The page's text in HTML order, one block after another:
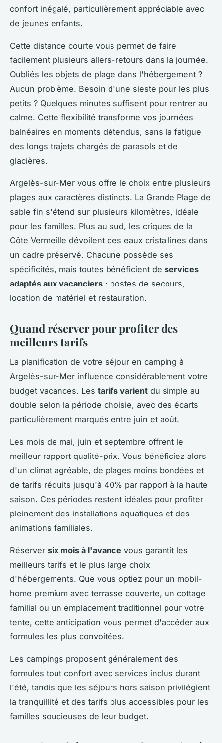
confort inégalé, particulièrement appréciable avec
de jeunes enfants.
Cette distance courte vous permet de faire
facilement plusieurs allers-retours dans la journée.
Oubliés les objets de plage dans l'hébergement ?
Aucun problème. Besoin d'une sieste pour les plus
petits ? Quelques minutes suffisent pour rentrer au
calme. Cette flexibilité transforme vos journées
balnéaires en moments détendus, sans la fatigue
des longs trajets chargés de parasols et de
glacières.
Argelès-sur-Mer vous offre le choix entre plusieurs
plages aux caractères distincts. La Grande Plage de
sable fin s'étend sur plusieurs kilomètres, idéale
pour les familles. Plus au sud, les criques de la
Côte Vermeille dévoilent des eaux cristallines dans
un cadre préservé. Chacune possède ses
spécificités, mais toutes bénéficient de services
adaptés aux vacanciers : postes de secours,
location de matériel et restauration.
Quand réserver pour profiter des
meilleurs tarifs
La planification de votre séjour en camping à
Argelès-sur-Mer influence considérablement votre
budget vacances. Les tarifs varient du simple au
double selon la période choisie, avec des écarts
particulièrement marqués entre juin et août.
Les mois de mai, juin et septembre offrent le
meilleur rapport qualité-prix. Vous bénéficiez alors
d'un climat agréable, de plages moins bondées et
de tarifs réduits jusqu'à 40% par rapport à la haute
saison. Ces périodes restent idéales pour profiter
pleinement des installations aquatiques et des
animations familiales.
Réserver six mois à l'avance vous garantit les
meilleurs tarifs et le plus large choix
d'hébergements. Que vous optiez pour un mobil-
home premium avec terrasse couverte, un cottage
familial ou un emplacement traditionnel pour votre
tente, cette anticipation vous permet d'accéder aux
formules les plus convoitées.
Les campings proposent généralement des
formules tout confort avec services inclus durant
l'été, tandis que les séjours hors saison privilégient
la tranquillité et des tarifs plus accessibles pour les
familles soucieuses de leur budget.